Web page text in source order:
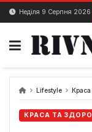
Skip
content
Неділя 9 Серпня 2026
28 Лютого, 2024
Lifestyle
КРАСА ТА